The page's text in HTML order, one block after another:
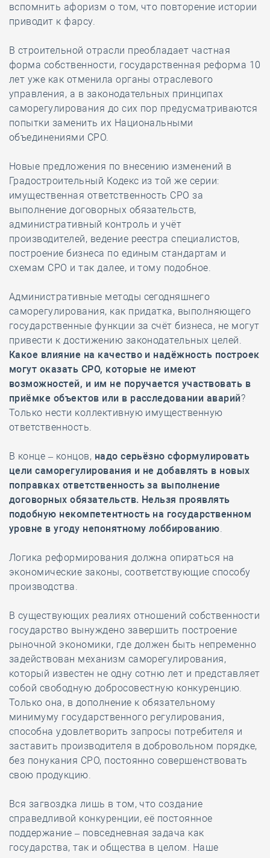
вспомнить афоризм о том, что повторение истории
приводит к фарсу.
В строительной отрасли преобладает частная
форма собственности, государственная реформа 10
лет уже как отменила органы отраслевого
управления, а в законодательных принципах
саморегулирования до сих пор предусматриваются
попытки заменить их Национальными
объединениями СРО.
Новые предложения по внесению изменений в
Градостроительный Кодекс из той же серии:
имущественная ответственность СРО за
выполнение договорных обязательств,
административный контроль и учёт
производителей, ведение реестра специалистов,
построение бизнеса по единым стандартам и
схемам СРО и так далее, и тому подобное.
Административные методы сегодняшнего
саморегулирования, как придатка, выполняющего
государственные функции за счёт бизнеса, не могут
привести к достижению законодательных целей.
Какое влияние на качество и надёжность построек
могут оказать СРО, которые не имеют
возможностей, и им не поручается участвовать в
приёмке объектов или в расследовании аварий?
Только нести коллективную имущественную
ответственность.
В конце – концов, надо серьёзно сформулировать
цели саморегулирования и не добавлять в новых
поправках ответственность за выполнение
договорных обязательств. Нельзя проявлять
подобную некомпетентность на государственном
уровне в угоду непонятному лоббированию.
Логика реформирования должна опираться на
экономические законы, соответствующие способу
производства.
В существующих реалиях отношений собственности
государство вынуждено завершить построение
рыночной экономики, где должен быть непременно
задействован механизм саморегулирования,
который известен не одну сотню лет и представляет
собой свободную добросовестную конкуренцию.
Только она, в дополнение к обязательному
минимуму государственного регулирования,
способна удовлетворить запросы потребителя и
заставить производителя в добровольном порядке,
без понукания СРО, постоянно совершенствовать
свою продукцию.
Вся загвоздка лишь в том, что создание
справедливой конкуренции, её постоянное
поддержание – повседневная задача как
государства, так и общества в целом. Наше